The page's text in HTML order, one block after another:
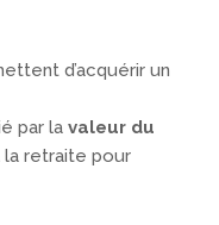
d’acquérir un
par lavaleur du
la retraite pour